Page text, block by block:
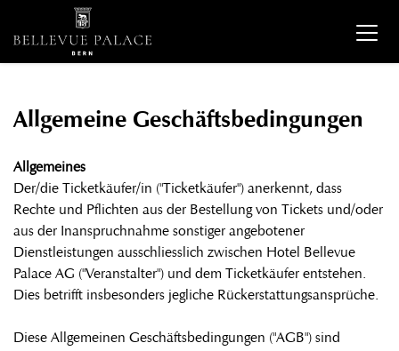
Allgemeine Geschäftsbedingungen
Allgemeines
Der/die Ticketkäufer/in ("Ticketkäufer") anerkennt, dass
Rechte und Pflichten aus der Bestellung von Tickets und/oder
aus der Inanspruchnahme sonstiger angebotener
Dienstleistungen ausschliesslich zwischen Hotel Bellevue
Palace AG ("Veranstalter") und dem Ticketkäufer entstehen.
Dies betrifft insbesonders jegliche Rückerstattungsansprüche.
Diese Allgemeinen Geschäftsbedingungen ("AGB") sind